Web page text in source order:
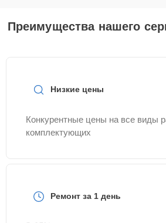
Преимущества нашего
Низкие цены
Конкурентные цены на все виды
комплектующих
Ремонт за 1 день